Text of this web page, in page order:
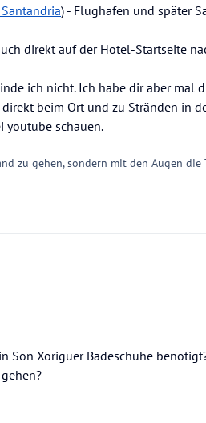
) - Flughafen und später
direkt auf der Hotel-Startseite
ich nicht. Ich habe dir aber mal
beim Ort und zu Stränden in
youtube schauen.
zu gehen, sondern mit den Augen die
Son Xoriguer Badeschuhe